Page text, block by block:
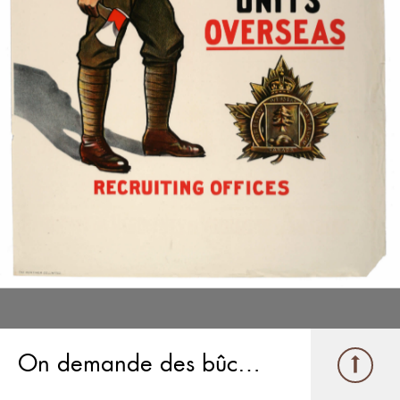
On demande des bûcherons et des ouvriers de scierie